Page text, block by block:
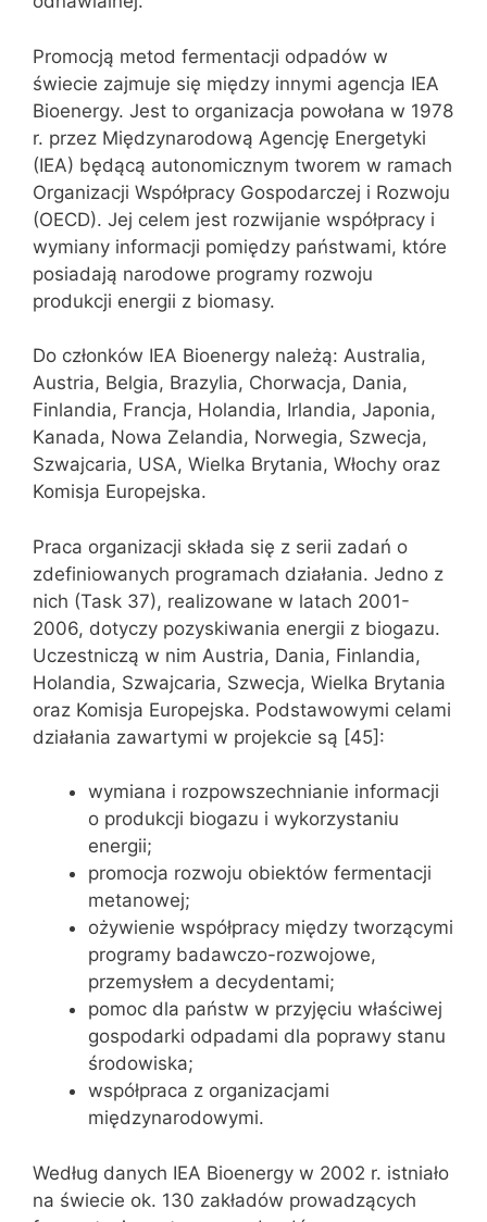
Promocją metod fermentacji odpadów w
świecie zajmuje się między innymi agencja IEA
Bioenergy. Jest to organizacja powołana w 1978
r. przez Międzynarodową Agencję Energetyki
(IEA) będącą autonomicznym tworem w ramach
Organizacji Współpracy Gospodarczej i Rozwoju
(OECD). Jej celem jest rozwijanie współpracy i
wymiany informacji pomiędzy państwami, które
posiadają narodowe programy rozwoju
produkcji energii z biomasy.
Do członków IEA Bioenergy należą: Australia,
Austria, Belgia, Brazylia, Chorwacja, Dania,
Finlandia, Francja, Holandia, Irlandia, Japonia,
Kanada, Nowa Zelandia, Norwegia, Szwecja,
Szwajcaria, USA, Wielka Brytania, Włochy oraz
Komisja Europejska.
Praca organizacji składa się z serii zadań o
zdefiniowanych programach działania. Jedno z
nich (Task 37), realizowane w latach 2001-
2006, dotyczy pozyskiwania energii z biogazu.
Uczestniczą w nim Austria, Dania, Finlandia,
Holandia, Szwajcaria, Szwecja, Wielka Brytania
oraz Komisja Europejska. Podstawowymi celami
działania zawartymi w projekcie są [45]:
wymiana i rozpowszechnianie informacji
o produkcji biogazu i wykorzystaniu
energii;
promocja rozwoju obiektów fermentacji
metanowej;
ożywienie współpracy między tworzącymi
programy badawczo-rozwojowe,
przemysłem a decydentami;
pomoc dla państw w przyjęciu właściwej
gospodarki odpadami dla poprawy stanu
środowiska;
współpraca z organizacjami
międzynarodowymi.
Według danych IEA Bioenergy w 2002 r. istniało
na świecie ok. 130 zakładów prowadzących